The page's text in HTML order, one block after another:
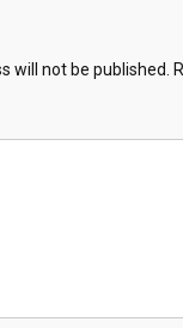
will not be published.